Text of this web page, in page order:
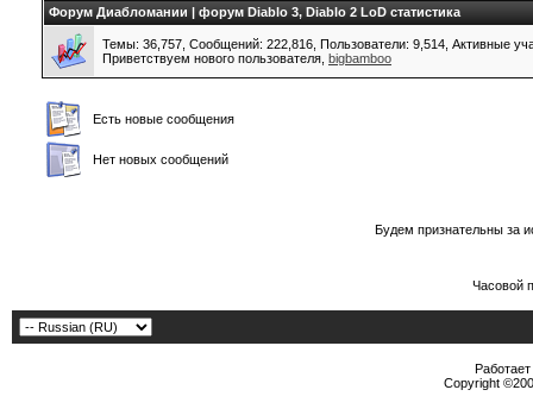
Форум Диабломании | форум Diablo 3, Diablo 2 LoD статистика
Темы: 36,757, Сообщений: 222,816, Пользователи: 9,514, Активные
Приветствуем нового пользователя, bigbamboo
Есть новые сообщения
Нет новых сообщений
Будем признательны за
Часовой
Copyright